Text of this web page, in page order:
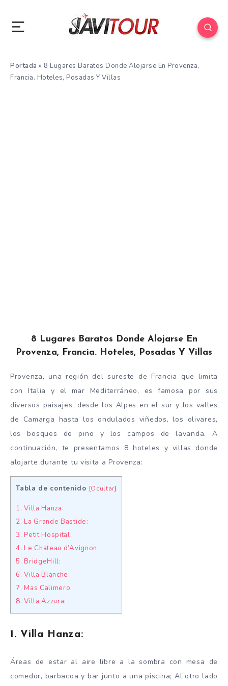
Portada » 8 Lugares Baratos Donde Alojarse En Provenza,
Francia. Hoteles, Posadas Y Villas
8 Lugares Baratos Donde Alojarse En
Provenza, Francia. Hoteles, Posadas Y Villas
Provenza, una región del sureste de Francia que limita
con Italia y el mar Mediterráneo, es famosa por sus
diversos paisajes, desde los Alpes en el sur y los valles
de Camarga hasta los ondulados viñedos, los olivares,
los bosques de pino y los campos de lavanda. A
continuación, te presentamos 8 hoteles y villas donde
alojarte durante tu visita a Provenza:
Tabla de contenido [Ocultar]
1. Villa Hanza:
2. La Grande Bastide:
3. Petit Hospital:
4. Le Chateau d’Avignon:
5. BridgeHill:
6. Villa Blanche:
7. Mas Calimero:
8. Villa Azzura:
1. Villa Hanza:
Áreas de estar al aire libre a la sombra con mesa de
comedor, barbacoa y bar junto a una piscina; Al otro lado